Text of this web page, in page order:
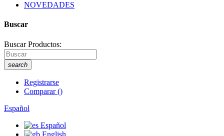
NOVEDADES
Buscar
Buscar Productos:
search
Registrarse
Comparar()
Español
Español
English